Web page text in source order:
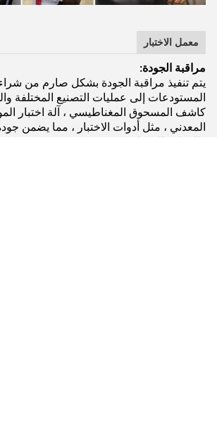
معمل الاختبار
مراقبة الجودة:
يتم تنفيذ مراقبة الجودة بشكل صارم من
المستودعات إلى عمليات التصنيع المختلفة
كاشف المسحوق المغناطيسي ، آلة اختبار
المعدني ، مثل أدوات الاختبار ، مما يضمن جودة